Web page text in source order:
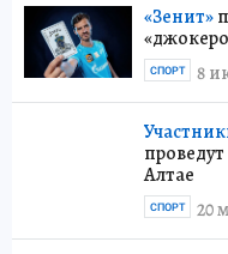
«Зенит»
8
СПОРТ
Алтае
20
СПОРТ